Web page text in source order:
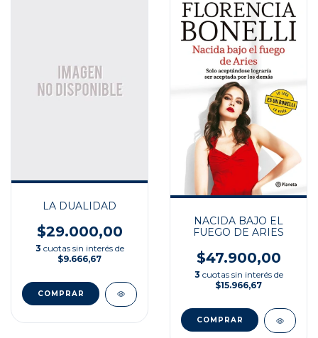
LA DUALIDAD
$29.000,00
3 cuotas sin interés de
$9.666,67
NACIDA BAJO EL
FUEGO DE ARIES
$47.900,00
3 cuotas sin interés de
$15.966,67